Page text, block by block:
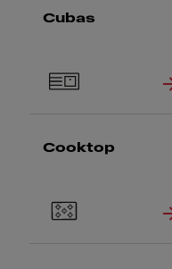
Cubas
Cooktop